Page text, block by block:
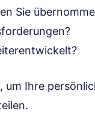
Sie
um Ihre